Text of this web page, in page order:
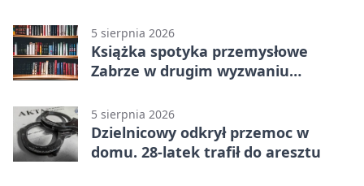
5 sierpnia 2026
Książka spotyka przemysłowe
Zabrze w drugim wyzwaniu
5 sierpnia 2026
Dzielnicowy odkrył przemoc w
domu. 28-latek trafił do aresztu